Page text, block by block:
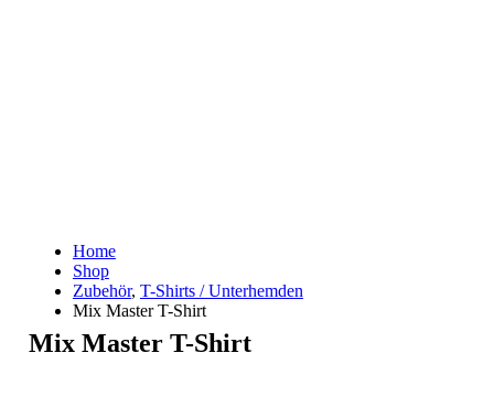
Home
Shop
Zubehör, T-Shirts / Unterhemden
Mix Master T-Shirt
Mix Master T-Shirt